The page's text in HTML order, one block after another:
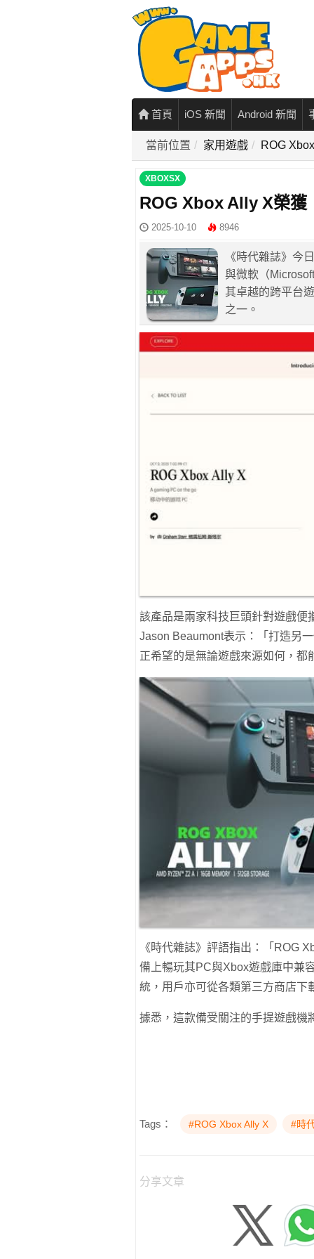
首頁 iOS 新聞 Android 新聞
當前位置 家用遊戲 ROG
XBOXSX
ROG Xbox Ally X榮獲
2025-10-10 8946
《時代雜誌》今
與微軟（
其卓越的跨平台
之一。
該產品是兩家科技巨頭針對遊戲便
Jason Beaumont表示：「打造另
正希望的是無論遊戲來源如何，都
《時代雜誌》評語指出：「ROG
備上暢玩其PC與Xbox遊戲庫中兼
統，用戶亦可從各類第三方商店下
據悉，這款備受關注的手提遊戲機
Tags： #ROG Xbox Ally X #時
分享文章